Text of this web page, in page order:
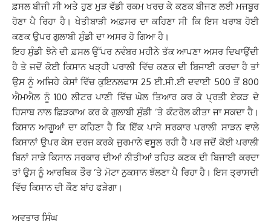
ਫ਼ਸਲ ਬੀਜੀ ਸੀ ਅਤੇ ਹੁਣ ਮੁੜ ਵੱਡੀ ਰਕਮ ਖਰਚ ਕੇ ਕਣਕ ਬੀਜਣ ਲਈ ਮਜਬੂਰ
ਹੋਣਾ ਪੈ ਰਿਹਾ ਹੈ। ਖੇਤੀਬਾੜੀ ਅਫ਼ਸਰ ਦਾ ਕਹਿਣਾ ਸੀ ਕਿ ਇਸ ਖਰਾਬ ਹੋਈ
ਕਣਕ ਉਪਰ ਗੁਲਾਬੀ ਸੁੰਡੀ ਦਾ ਅਸਰ ਹੋ ਗਿਆ ਹੈ।
ਇਹ ਸੁੰਡੀ ਝੋਨੇ ਦੀ ਫ਼ਸਲ ਉੱਪਰ ਨਵੰਬਰ ਮਹੀਨੇ ਤੱਕ ਆਪਣਾ ਅਸਰ ਦਿਖਾਉਂਦੀ
ਹੈ ਤੇ ਜਦੋਂ ਕੋਈ ਕਿਸਾਨ ਖੜ੍ਹੀ ਪਰਾਲੀ ਵਿੱਚ ਕਣਕ ਦੀ ਬਿਜਾਈ ਕਰਦਾ ਹੈ ਤਾਂ
ਉਸ ਨੂੰ ਅਜਿਹੇ ਕੇਸਾਂ ਵਿੱਚ ਕੁਇਨਲਫਾਸ 25 ਈ.ਸੀ.ਈ ਦਵਾਈ 500 ਤੋਂ 800
ਐਮਐਲ ਨੂੰ 100 ਲੀਟਰ ਪਾਣੀ ਵਿੱਚ ਘੋਲ ਤਿਆਰ ਕਰ ਕੇ ਪ੍ਰਤੀ ਏਕੜ ਦੇ
ਹਿਸਾਬ ਨਾਲ ਛਿੜਕਾਅ ਕਰ ਕੇ ਗੁਲਾਬੀ ਸੁੰਡੀ ’ਤੇ ਕੰਟਰੋਲ ਕੀਤਾ ਜਾ ਸਕਦਾ ਹੈ।
ਕਿਸਾਨ ਆਗੂਆਂ ਦਾ ਕਹਿਣਾ ਹੈ ਕਿ ਇੱਕ ਪਾਸੇ ਸਰਕਾਰ ਪਰਾਲੀ ਸਾੜਨ ਵਾਲੇ
ਕਿਸਾਨਾਂ ਉਪਰ ਕੇਸ ਦਰਜ ਕਰਕੇ ਜੁਰਮਾਨੇ ਵਸੂਲ ਰਹੀ ਹੈ ਪਰ ਜਦੋਂ ਕੋਈ ਪਰਾਲੀ
ਬਿਨਾਂ ਸਾੜੇ ਕਿਸਾਨ ਸਰਕਾਰ ਦੀਆਂ ਨੀਤੀਆਂ ਤਹਿਤ ਕਣਕ ਦੀ ਬਿਜਾਈ ਕਰਦਾ
ਤਾਂ ਉਸ ਨੂੰ ਆਰਥਿਕ ਤੌਰ ’ਤੇ ਮੋਟਾ ਨੁਕਸਾਨ ਝੱਲਣਾ ਪੈ ਰਿਹਾ ਹੈ। ਇਸ ਤ੍ਰਾਸਦੀ
ਵਿੱਚ ਕਿਸਾਨ ਦੀ ਕੌਣ ਬਾਂਹ ਫੜੇਗਾ।
ਅਵਤਾਰ ਸਿੰਘ